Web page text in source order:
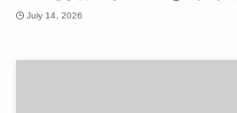
July 14, 2026